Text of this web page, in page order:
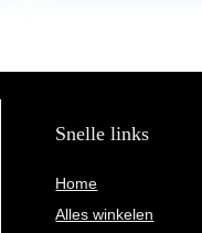
Snelle links
Home
Alles winkelen